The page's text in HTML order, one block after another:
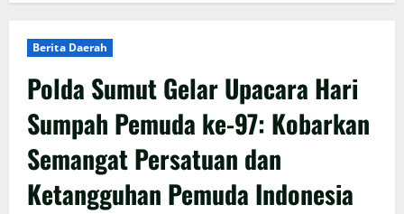
Berita Daerah
Polda Sumut Gelar Upacara Hari
Sumpah Pemuda ke-97: Kobarkan
Semangat Persatuan dan
Ketangguhan Pemuda Indonesia